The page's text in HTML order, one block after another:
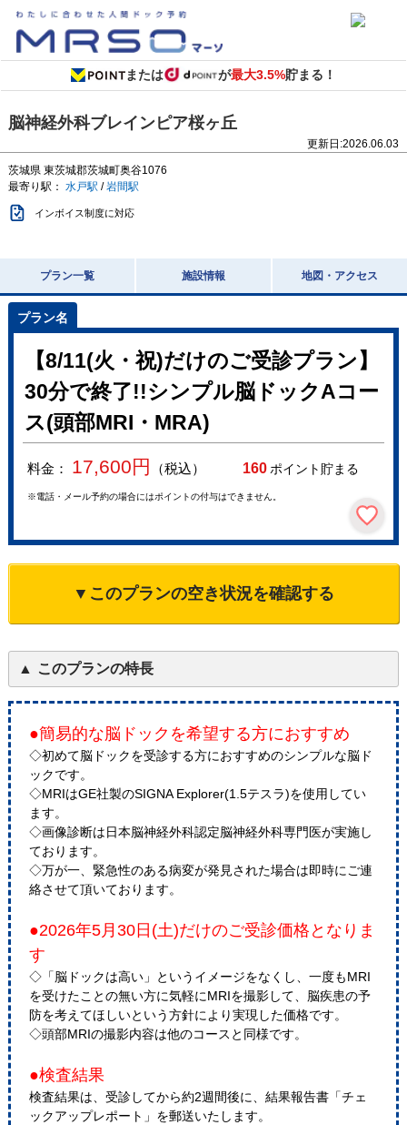
または が最大3.5%貯まる！
脳神経外科ブレインピア桜ヶ丘
更新日:2026.06.03
茨城県 東茨城郡茨城町奥谷1076
最寄り駅： 水戸駅 /岩間駅
インボイス制度に対応
プラン一覧 施設情報 地図・アクセス
【8/11(火・祝)だけのご受診プラン】
30分で終了!!シンプル脳ドックAコー
ス(頭部MRI・MRA)
料金： 17,600円 （税込） 160ポイント貯まる
※電話・メール予約の場合にはポイントの付与はできません。
▼このプランの空き状況を確認する
このプランの特長
●簡易的な脳ドックを希望する方におすすめ
◇初めて脳ドックを受診する方におすすめのシンプルな脳ド
ックです。
◇MRIはGE社製のSIGNA Explorer(1.5テスラ)を使用してい
ます。
◇画像診断は日本脳神経外科認定脳神経外科専門医が実施し
ております。
◇万が一、緊急性のある病変が発見された場合は即時にご連
絡させて頂いております。
●2026年5月30日(土)だけのご受診価格となりま
す
◇「脳ドックは高い」というイメージをなくし、一度もMRI
を受けたことの無い方に気軽にMRIを撮影して、脳疾患の予
防を考えてほしいという方針により実現した価格です。
◇頭部MRIの撮影内容は他のコースと同様です。
●検査結果
検査結果は、受診してから約2週間後に、結果報告書「チェ
ックアップレポート」を郵送いたします。